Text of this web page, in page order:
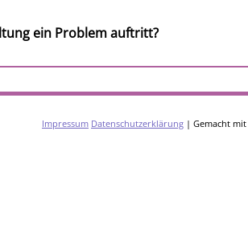
ein Problem auftritt?
Impressum Datenschutzerklärung | Gemacht mit